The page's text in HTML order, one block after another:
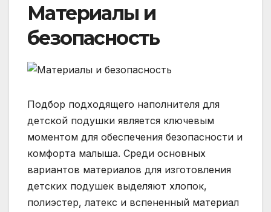
Материалы и
безопасность
Подбор подходящего наполнителя для
детской подушки является ключевым
моментом для обеспечения безопасности и
комфорта малыша. Среди основных
вариантов материалов для изготовления
детских подушек выделяют хлопок,
полиэстер, латекс и вспененный материал